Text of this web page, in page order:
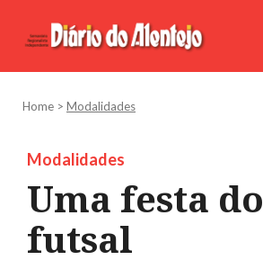
Home > Modalidades
Modalidades
Uma festa do
futsal